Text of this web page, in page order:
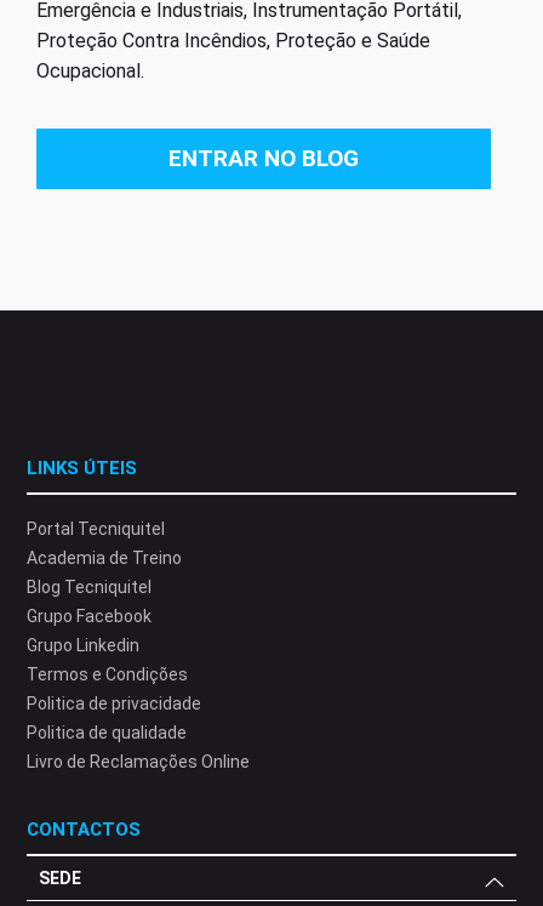
Emergência e Industriais, Instrumentação Portátil,
Proteção Contra Incêndios, Proteção e Saúde
Ocupacional.
ENTRAR NO BLOG
LINKS ÚTEIS
Portal Tecniquitel
Academia de Treino
Blog Tecniquitel
Grupo Facebook
Grupo Linkedin
Termos e Condições
Politica de privacidade
Politica de qualidade
Livro de Reclamações Online
CONTACTOS
SEDE